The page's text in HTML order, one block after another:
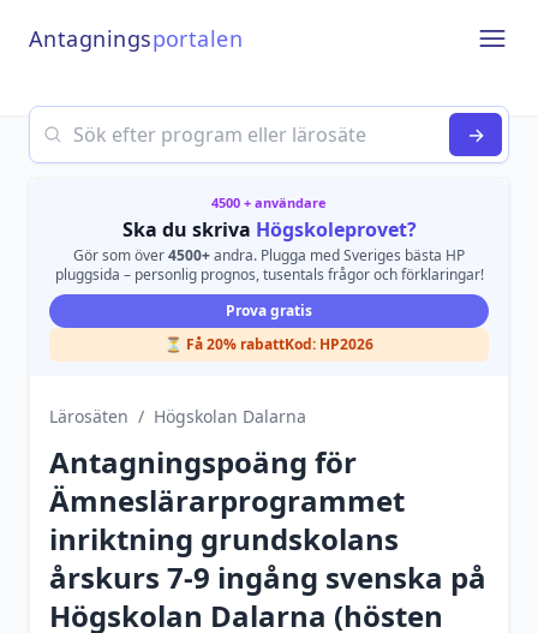
Antagningsportalen
Search
→
4500 + användare
Ska du skriva Högskoleprovet?
Gör som över4500+andra. Plugga med Sveriges bästa HP
pluggsida – personlig prognos, tusentals frågor och förklaringar!
Prova gratis
⏳ Få 20% rabattKod: HP2026
Lärosäten / Högskolan Dalarna
Antagningspoäng för
Ämneslärarprogrammet
inriktning grundskolans
årskurs 7-9 ingång svenska på
Högskolan Dalarna (hösten